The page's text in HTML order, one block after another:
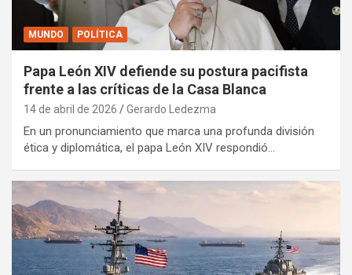
MUNDO POLÍTICA
Papa León XIV defiende su postura pacifista
frente a las críticas de la Casa Blanca
14 de abril de 2026 Gerardo Ledezma
En un pronunciamiento que marca una profunda división
ética y diplomática, el papa León XIV respondió…